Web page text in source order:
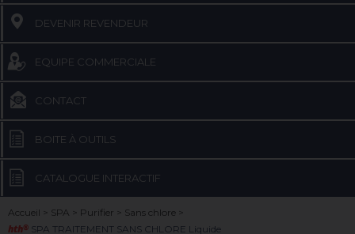
DEVENIR REVENDEUR
EQUIPE COMMERCIALE
CONTACT
BOITE À OUTILS
CATALOGUE INTERACTIF
Accueil SPA Purifier Sans chlore
hth® SPA TRAITEMENT SANS CHLORE Liquide